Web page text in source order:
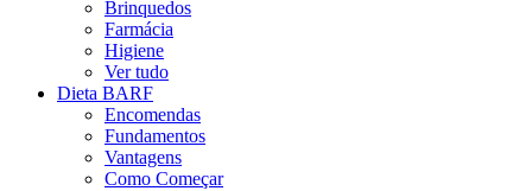
Brinquedos
Farmácia
Higiene
Ver tudo
Dieta BARF
Encomendas
Fundamentos
Vantagens
Como Começar